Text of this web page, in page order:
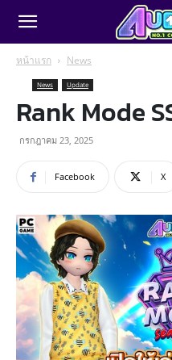
หน้าแรก News
News Update
Rank Mode
กรกฎาคม 23, 2025
Facebook X